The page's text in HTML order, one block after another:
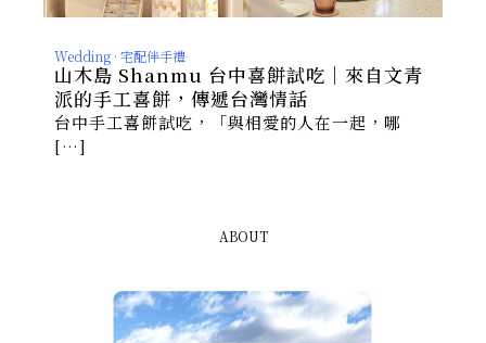
Wedding · 宅配伴手禮
山木島 Shanmu 台中喜餅試吃｜來自文青
派的手工喜餅，傳遞台灣情話
台中手工喜餅試吃，「與相愛的人在一起，哪
[…]
ABOUT